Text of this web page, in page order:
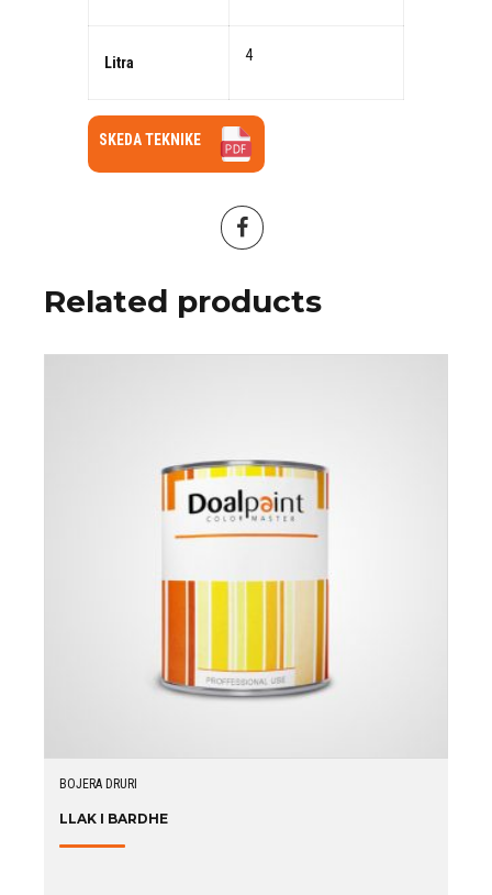
Litra 4
SKEDA TEKNIKE
Related products
BOJERA DRURI
LLAK I BARDHE